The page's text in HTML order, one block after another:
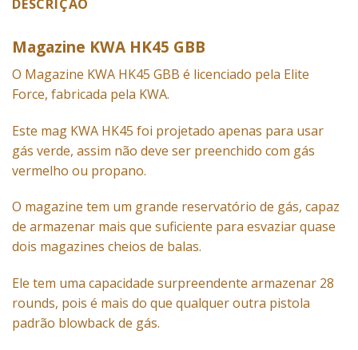
DESCRIÇÃO
Magazine KWA HK45 GBB
O Magazine KWA HK45 GBB é licenciado pela Elite
Force, fabricada pela KWA.
Este mag KWA HK45 foi projetado apenas para usar
gás verde, assim não deve ser preenchido com gás
vermelho ou propano.
O magazine tem um grande reservatório de gás, capaz
de armazenar mais que suficiente para esvaziar quase
dois magazines cheios de balas.
Ele tem uma capacidade surpreendente armazenar 28
rounds, pois é mais do que qualquer outra pistola
padrão blowback de gás.